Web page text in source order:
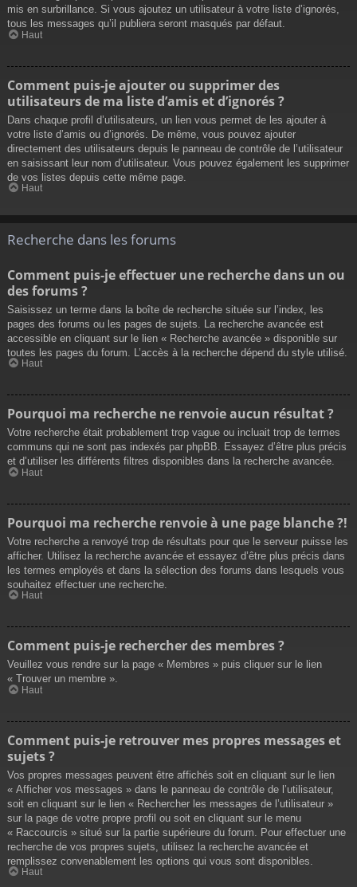
mis en surbrillance. Si vous ajoutez un utilisateur à votre liste d’ignorés,
tous les messages qu’il publiera seront masqués par défaut.
Haut
Comment puis-je ajouter ou supprimer des
utilisateurs de ma liste d’amis et d’ignorés ?
Dans chaque profil d’utilisateurs, un lien vous permet de les ajouter à
votre liste d’amis ou d’ignorés. De même, vous pouvez ajouter
directement des utilisateurs depuis le panneau de contrôle de l’utilisateur
en saisissant leur nom d’utilisateur. Vous pouvez également les supprimer
de vos listes depuis cette même page.
Haut
Recherche dans les forums
Comment puis-je effectuer une recherche dans un ou
des forums ?
Saisissez un terme dans la boîte de recherche située sur l’index, les
pages des forums ou les pages de sujets. La recherche avancée est
accessible en cliquant sur le lien « Recherche avancée » disponible sur
toutes les pages du forum. L’accès à la recherche dépend du style utilisé.
Haut
Pourquoi ma recherche ne renvoie aucun résultat ?
Votre recherche était probablement trop vague ou incluait trop de termes
communs qui ne sont pas indexés par phpBB. Essayez d’être plus précis
et d’utiliser les différents filtres disponibles dans la recherche avancée.
Haut
Pourquoi ma recherche renvoie à une page blanche ?!
Votre recherche a renvoyé trop de résultats pour que le serveur puisse les
afficher. Utilisez la recherche avancée et essayez d’être plus précis dans
les termes employés et dans la sélection des forums dans lesquels vous
souhaitez effectuer une recherche.
Haut
Comment puis-je rechercher des membres ?
Veuillez vous rendre sur la page « Membres » puis cliquer sur le lien
« Trouver un membre ».
Haut
Comment puis-je retrouver mes propres messages et
sujets ?
Vos propres messages peuvent être affichés soit en cliquant sur le lien
« Afficher vos messages » dans le panneau de contrôle de l’utilisateur,
soit en cliquant sur le lien « Rechercher les messages de l’utilisateur »
sur la page de votre propre profil ou soit en cliquant sur le menu
« Raccourcis » situé sur la partie supérieure du forum. Pour effectuer une
recherche de vos propres sujets, utilisez la recherche avancée et
remplissez convenablement les options qui vous sont disponibles.
Haut